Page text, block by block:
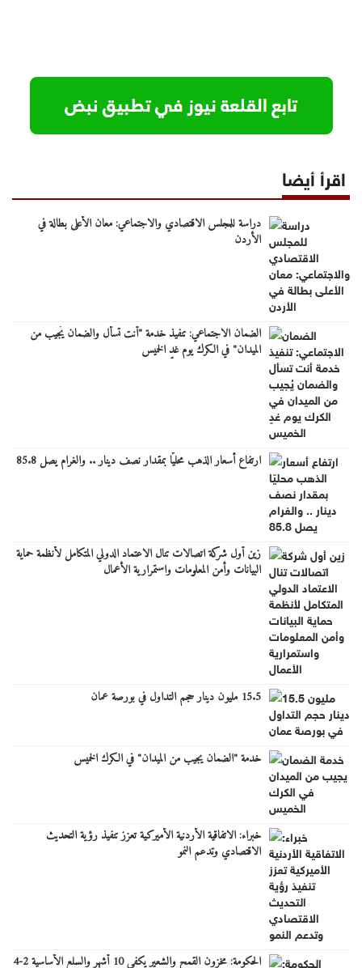
اقرأ أيضا
دراسة للمجلس الاقتصادي والاجتماعي: معان الأعلى بطالة في
الأردن
الضمان الاجتماعي: تنفيذ خدمة "أنت تسأل والضمان يُجيب من
الميدان" في الكرك يوم غدٍ الخميس
ارتفاع أسعار الذهب محليًا بمقدار نصف دينار .. والغرام يصل 85.8
زين أول شركة اتصالات تنال الاعتماد الدولي المتكامل لأنظمة حماية
البيانات وأمن المعلومات واستمرارية الأعمال
15.5 مليون دينار حجم التداول في بورصة عمان
خدمة "الضمان يجيب من الميدان" في الكرك الخميس
خبراء: الاتفاقية الأردنية الأميركية تعزز تنفيذ رؤية التحديث
الاقتصادي وتدعم النمو
الحكومة: مخزون القمح والشعير يكفي 10 أشهر والسلع الأساسية 2-4